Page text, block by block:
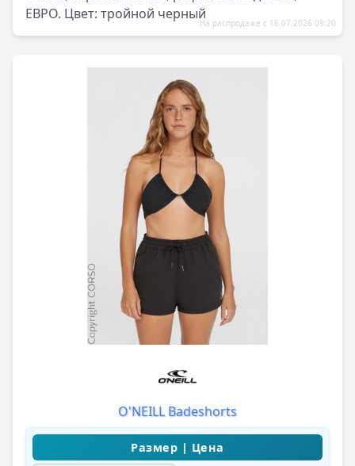
ЕВРО. Цвет: тройной черный
На распродаже с 16.07.2026 09:20
O'NEILL Badeshorts